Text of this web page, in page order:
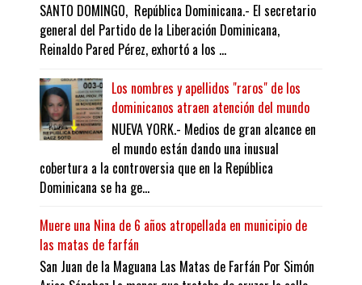
SANTO DOMINGO, República Dominicana.- El secretario
general del Partido de la Liberación Dominicana,
Reinaldo Pared Pérez, exhortó a los ...
Los nombres y apellidos "raros" de los
dominicanos atraen atención del mundo
NUEVA YORK.- Medios de gran alcance en
el mundo están dando una inusual
cobertura a la controversia que en la República
Dominicana se ha ge...
Muere una Nina de 6 años atropellada en municipio de
las matas de farfán
San Juan de la Maguana Las Matas de Farfán Por Simón